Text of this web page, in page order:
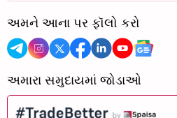
અમને આના પર ફૉલો કરો
અમારા સમુદાયમાં જોડાઓ